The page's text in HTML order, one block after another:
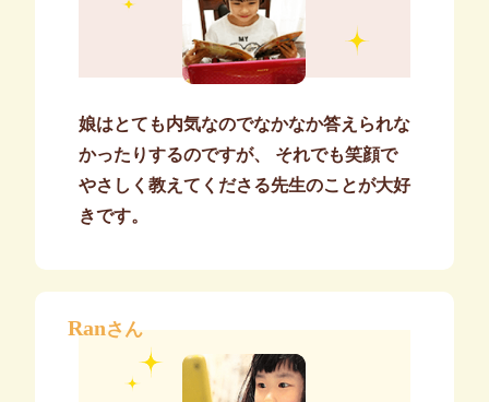
娘はとても内気なのでなかなか答えられな
かったりするのですが、 それでも笑顔で
やさしく教えてくださる先生のことが大好
きです。
Ranさん